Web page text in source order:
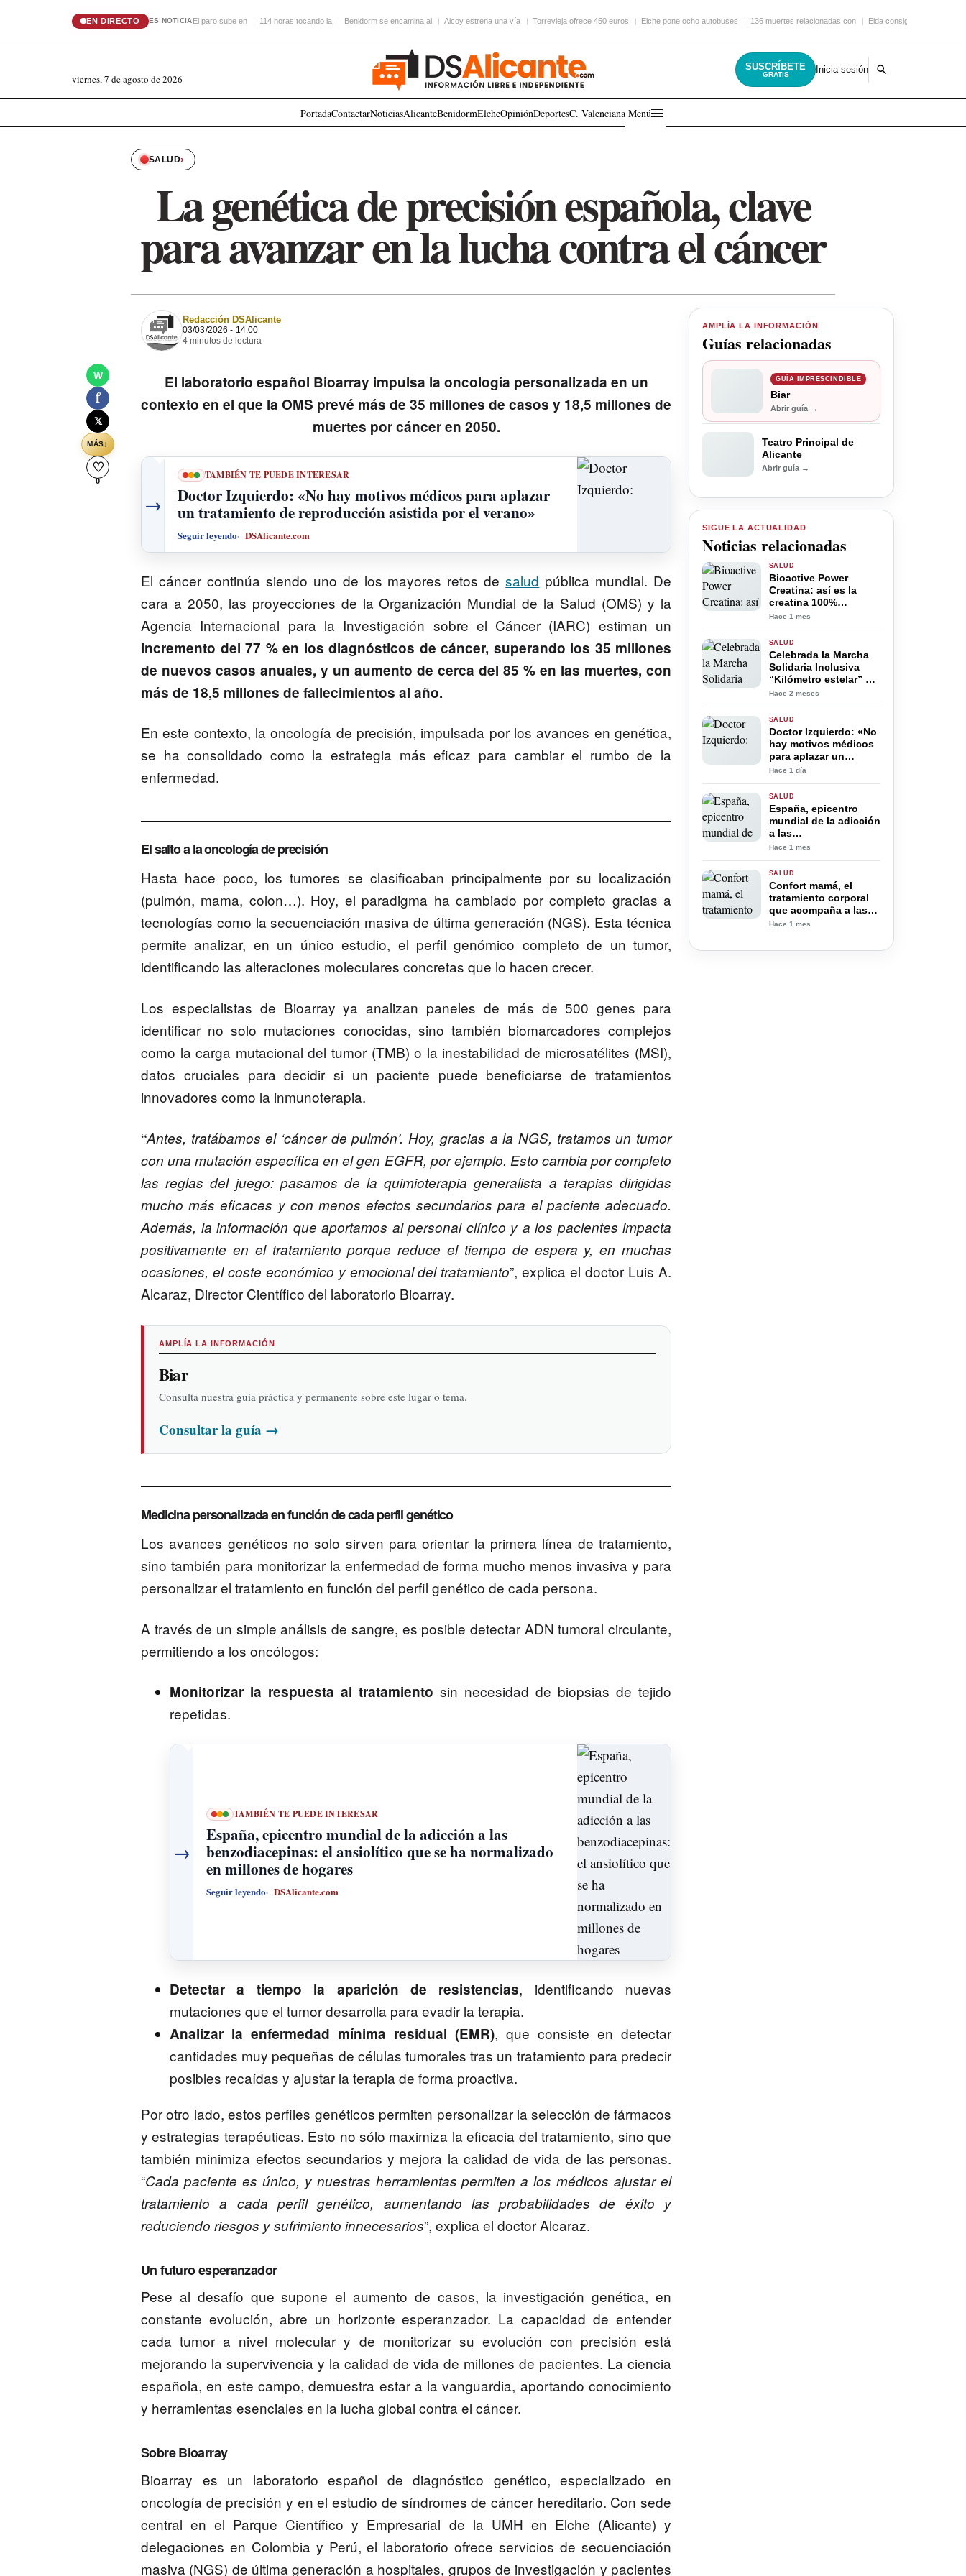
EN DIRECTO ES NOTICIAEl paro sube en 114 horas tocando la Benidorm se encamina al Alcoy estrena una vía Torrevieja ofrece 450 euros Elche pone ocho autobuses 136 muertes relacionadas con Elda consigue una nueva
viernes, 7 de agosto de 2026
SUSCRÍBETE
GRATIS Inicia sesión
PortadaContactarNoticiasAlicanteBenidormElcheOpiniónDeportesC. Valenciana Menú
SALUD›
La genética de precisión española, clave
para avanzar en la lucha contra el cáncer
W
f
𝕏
MÁS↓
♡
0
Redacción DSAlicante
03/03/2026 - 14:00
4 minutos de lectura
El laboratorio español Bioarray impulsa la oncología personalizada en un
contexto en el que la OMS prevé más de 35 millones de casos y 18,5 millones de
muertes por cáncer en 2050.
→
TAMBIÉN TE PUEDE INTERESAR
Doctor Izquierdo: «No hay motivos médicos para aplazar
un tratamiento de reproducción asistida por el verano»
Seguir leyendo DSAlicante.com
El cáncer continúa siendo uno de los mayores retos desalud pública mundial. De
cara a 2050, las proyecciones de la Organización Mundial de la Salud (OMS) y la
Agencia Internacional para la Investigación sobre el Cáncer (IARC) estiman un
incremento del 77 % en los diagnósticos de cáncer, superando los 35 millones
de nuevos casos anuales, y un aumento de cerca del 85 % en las muertes, con
más de 18,5 millones de fallecimientos al año.
En este contexto, la oncología de precisión, impulsada por los avances en genética,
se ha consolidado como la estrategia más eficaz para cambiar el rumbo de la
enfermedad.
El salto a la oncología de precisión
Hasta hace poco, los tumores se clasificaban principalmente por su localización
(pulmón, mama, colon…). Hoy, el paradigma ha cambiado por completo gracias a
tecnologías como lasecuenciación masiva de última generación (NGS). Esta técnica
permite analizar, en un único estudio, el perfil genómico completo de un tumor,
identificando las alteraciones moleculares concretas que lo hacen crecer.
Los especialistas de Bioarray ya analizan paneles de más de 500 genes para
identificar no solo mutaciones conocidas, sino también biomarcadores complejos
como lacarga mutacional del tumor (TMB) o la inestabilidad de microsatélites (MSI),
datos cruciales para decidir si un paciente puede beneficiarse de tratamientos
innovadores como la inmunoterapia.
“Antes, tratábamos el ‘cáncer de pulmón’. Hoy, gracias a la NGS, tratamos un tumor
con una mutación específica en el gen EGFR, por ejemplo. Esto cambia por completo
las reglas del juego: pasamos de la quimioterapia generalista a terapias dirigidas
mucho más eficaces y con menos efectos secundarios para el paciente adecuado.
Además, la información que aportamos al personal clínico y a los pacientes impacta
positivamente en el tratamiento porque reduce el tiempo de espera y, en muchas
ocasiones, el coste económico y emocional del tratamiento”, explica el doctor Luis A.
Alcaraz, Director Científico del laboratorio Bioarray.
AMPLÍA LA INFORMACIÓN
Biar
Consulta nuestra guía práctica y permanente sobre este lugar o tema.
Consultar la guía →
Medicina personalizada en función de cada perfil genético
Los avances genéticos no solo sirven para orientar la primera línea de tratamiento,
sino también para monitorizar la enfermedad de forma mucho menos invasiva y para
personalizar el tratamiento en función del perfil genético de cada persona.
A través de un simple análisis de sangre, es posible detectar ADN tumoral circulante,
permitiendo a los oncólogos:
Monitorizar la respuesta al tratamiento sin necesidad de biopsias de tejido
repetidas.
→
TAMBIÉN TE PUEDE INTERESAR
España, epicentro mundial de la adicción a las
benzodiacepinas: el ansiolítico que se ha normalizado
en millones de hogares
Seguir leyendo DSAlicante.com
Detectar a tiempo la aparición de resistencias, identificando nuevas
mutaciones que el tumor desarrolla para evadir la terapia.
Analizar la enfermedad mínima residual (EMR), que consiste en detectar
cantidades muy pequeñas de células tumorales tras un tratamiento para predecir
posibles recaídas y ajustar la terapia de forma proactiva.
Por otro lado, estos perfiles genéticos permiten personalizar la selección de fármacos
y estrategias terapéuticas. Esto no sólo maximiza la eficacia del tratamiento, sino que
también minimiza efectos secundarios y mejora la calidad de vida de las personas.
“Cada paciente es único, y nuestras herramientas permiten a los médicos ajustar el
tratamiento a cada perfil genético, aumentando las probabilidades de éxito y
reduciendo riesgos y sufrimiento innecesarios”, explica el doctor Alcaraz.
Un futuro esperanzador
Pese al desafío que supone el aumento de casos, la investigación genética, en
constante evolución, abre un horizonte esperanzador. La capacidad de entender
cada tumor a nivel molecular y de monitorizar su evolución con precisión está
mejorando la supervivencia y la calidad de vida de millones de pacientes. La ciencia
española, en este campo, demuestra estar a la vanguardia, aportando conocimiento
y herramientas esenciales en la lucha global contra el cáncer.
Sobre Bioarray
Bioarray es un laboratorio español de diagnóstico genético, especializado en
oncología de precisión y en el estudio de síndromes de cáncer hereditario. Con sede
central en el Parque Científico y Empresarial de la UMH en Elche (Alicante) y
delegaciones en Colombia y Perú, el laboratorio ofrece servicios de secuenciación
masiva (NGS) de última generación a hospitales, grupos de investigación y pacientes
AMPLÍA LA INFORMACIÓN
Guías relacionadas
GUÍA IMPRESCINDIBLE
Biar
Abrir guía →
Teatro Principal de
Alicante
Abrir guía →
SIGUE LA ACTUALIDAD
Noticias relacionadas
SALUD
Bioactive Power
Creatina: así es la
creatina 100%
española diseñada
bienestar, la energía y
el rendimiento diario
Hace 1 mes
SALUD
Celebrada la Marcha
Solidaria Inclusiva
“Kilómetro estelar” en
Navalcarnero a favor
de cáncer
Hace 2 meses
SALUD
Doctor Izquierdo: «No
hay motivos médicos
para aplazar un
tratamiento de
por el verano»
Hace 1 día
SALUD
España, epicentro
mundial de la adicción
a las
benzodiacepinas: el
normalizado en
millones de hogares
Hace 1 mes
SALUD
Confort mamá, el
tratamiento corporal
que acompaña a las
futuras mamás
Hace 1 mes